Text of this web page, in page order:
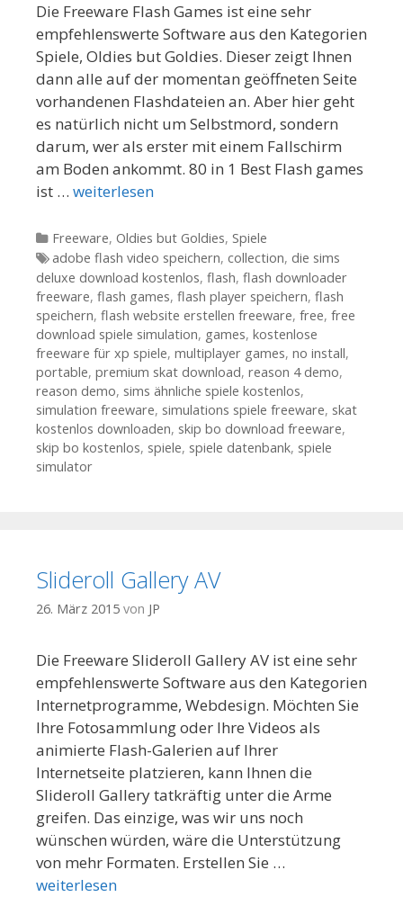
Die Freeware Flash Games ist eine sehr
empfehlenswerte Software aus den Kategorien
Spiele, Oldies but Goldies. Dieser zeigt Ihnen
dann alle auf der momentan geöffneten Seite
vorhandenen Flashdateien an. Aber hier geht
es natürlich nicht um Selbstmord, sondern
darum, wer als erster mit einem Fallschirm
am Boden ankommt. 80 in 1 Best Flash games
ist … weiterlesen
Kategorien
Freeware, Oldies but Goldies, Spiele
Tags
adobe flash video speichern, collection, die sims
deluxe download kostenlos, flash, flash downloader
freeware, flash games, flash player speichern, flash
speichern, flash website erstellen freeware, free, free
download spiele simulation, games, kostenlose
freeware für xp spiele, multiplayer games, no install,
portable, premium skat download, reason 4 demo,
reason demo, sims ähnliche spiele kostenlos,
simulation freeware, simulations spiele freeware, skat
kostenlos downloaden, skip bo download freeware,
skip bo kostenlos, spiele, spiele datenbank, spiele
simulator
Slideroll Gallery AV
26. März 2015 von JP
Die Freeware Slideroll Gallery AV ist eine sehr
empfehlenswerte Software aus den Kategorien
Internetprogramme, Webdesign. Möchten Sie
Ihre Fotosammlung oder Ihre Videos als
animierte Flash-Galerien auf Ihrer
Internetseite platzieren, kann Ihnen die
Slideroll Gallery tatkräftig unter die Arme
greifen. Das einzige, was wir uns noch
wünschen würden, wäre die Unterstützung
von mehr Formaten. Erstellen Sie …
weiterlesen